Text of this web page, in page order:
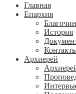
Главная
Епархия
История
Архиерей